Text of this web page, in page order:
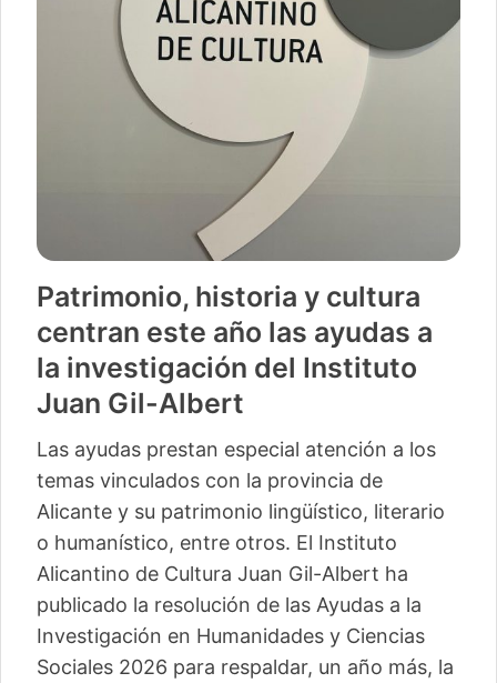
Patrimonio, historia y cultura
centran este año las ayudas a
la investigación del Instituto
Juan Gil-Albert
Las ayudas prestan especial atención a los
temas vinculados con la provincia de
Alicante y su patrimonio lingüístico, literario
o humanístico, entre otros. El Instituto
Alicantino de Cultura Juan Gil-Albert ha
publicado la resolución de las Ayudas a la
Investigación en Humanidades y Ciencias
Sociales 2026 para respaldar, un año más, la